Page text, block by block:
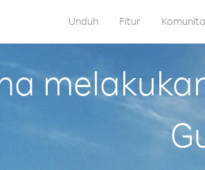
Unduh Fitur